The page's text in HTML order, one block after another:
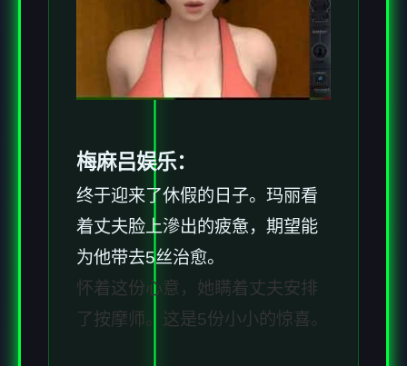
梅麻吕娱乐：
终于迎来了休假的日子。玛丽看
着丈夫脸上滲出的疲惫，期望能
为他带去5丝治愈。
怀着这份心意，她瞒着丈夫安排
了按摩师。这是5份小小的惊喜。